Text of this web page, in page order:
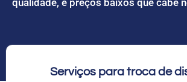
Serviços para troca de